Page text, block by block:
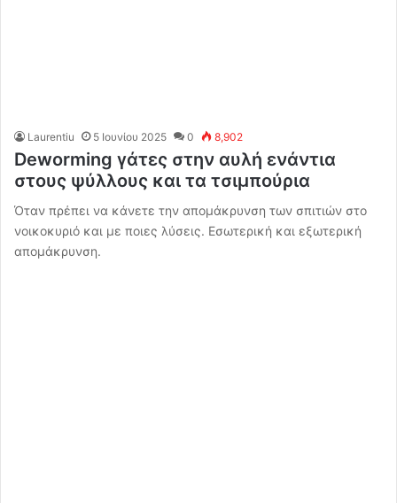
Laurentiu 5 Ιουνίου 2025 0 8,902
Deworming γάτες στην αυλή ενάντια
στους ψύλλους και τα τσιμπούρια
Όταν πρέπει να κάνετε την απομάκρυνση των σπιτιών στο
νοικοκυριό και με ποιες λύσεις. Εσωτερική και εξωτερική
απομάκρυνση.